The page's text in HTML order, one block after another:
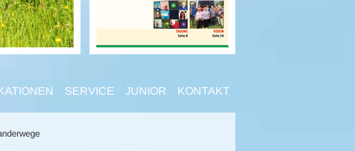
SERVICE JUNIOR KONTAKT